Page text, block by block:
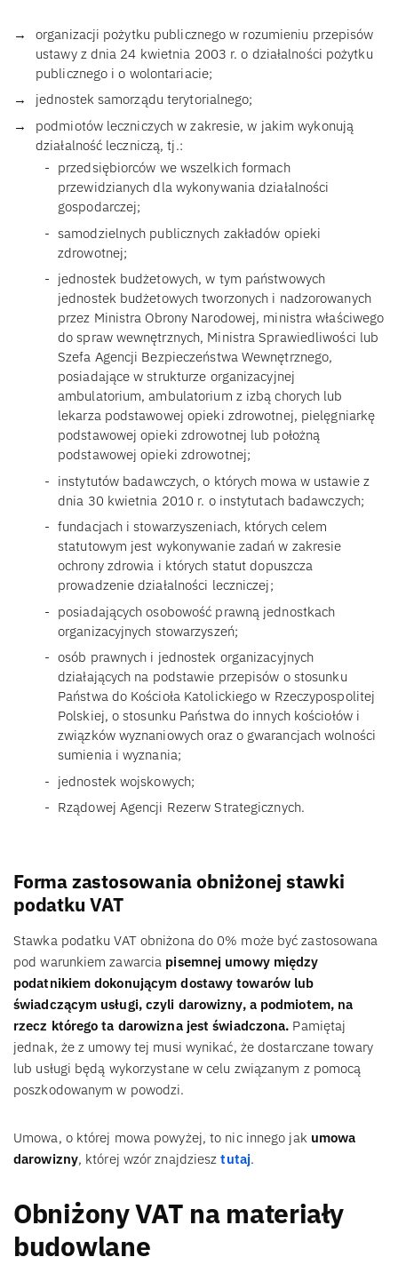
organizacji pożytku publicznego w rozumieniu przepisów
ustawy z dnia 24 kwietnia 2003 r. o działalności pożytku
publicznego i o wolontariacie;
jednostek samorządu terytorialnego;
podmiotów leczniczych w zakresie, w jakim wykonują
działalność leczniczą, tj.:
przedsiębiorców we wszelkich formach
przewidzianych dla wykonywania działalności
gospodarczej;
samodzielnych publicznych zakładów opieki
zdrowotnej;
jednostek budżetowych, w tym państwowych
jednostek budżetowych tworzonych i nadzorowanych
przez Ministra Obrony Narodowej, ministra właściwego
do spraw wewnętrznych, Ministra Sprawiedliwości lub
Szefa Agencji Bezpieczeństwa Wewnętrznego,
posiadające w strukturze organizacyjnej
ambulatorium, ambulatorium z izbą chorych lub
lekarza podstawowej opieki zdrowotnej, pielęgniarkę
podstawowej opieki zdrowotnej lub położną
podstawowej opieki zdrowotnej;
instytutów badawczych, o których mowa w ustawie z
dnia 30 kwietnia 2010 r. o instytutach badawczych;
fundacjach i stowarzyszeniach, których celem
statutowym jest wykonywanie zadań w zakresie
ochrony zdrowia i których statut dopuszcza
prowadzenie działalności leczniczej;
posiadających osobowość prawną jednostkach
organizacyjnych stowarzyszeń;
osób prawnych i jednostek organizacyjnych
działających na podstawie przepisów o stosunku
Państwa do Kościoła Katolickiego w Rzeczypospolitej
Polskiej, o stosunku Państwa do innych kościołów i
związków wyznaniowych oraz o gwarancjach wolności
sumienia i wyznania;
jednostek wojskowych;
Rządowej Agencji Rezerw Strategicznych.
Forma zastosowania obniżonej stawki
podatku VAT
Stawka podatku VAT obniżona do 0% może być zastosowana
pod warunkiem zawarcia pisemnej umowy między
podatnikiem dokonującym dostawy towarów lub
świadczącym usługi, czyli darowizny, a podmiotem, na
rzecz którego ta darowizna jest świadczona. Pamiętaj
jednak, że z umowy tej musi wynikać, że dostarczane towary
lub usługi będą wykorzystane w celu związanym z pomocą
poszkodowanym w powodzi.
Umowa, o której mowa powyżej, to nic innego jak umowa
darowizny, której wzór znajdziesztutaj.
Obniżony VAT na materiały
budowlane